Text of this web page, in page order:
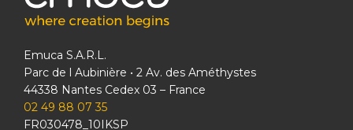
Emuca S.A.R.L.
Parc de l Aubinière • 2 Av. des Améthystes
44338 Nantes Cedex 03 – France
02 49 88 07 35
FR030478_10IKSP